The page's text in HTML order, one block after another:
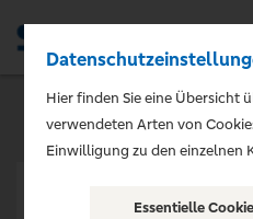
Hier finden Sie eine Übersicht
verwendeten Arten von
Einwilligung zu den einzelnen
Essentielle